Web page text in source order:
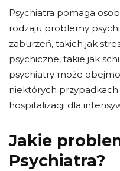
Psychiatra pomaga
rodzaju problemy
zaburzeń, takich jak
psychiczne, takie jak
psychiatry może
niektórych
hospitalizacji dla
Jakie
Psychiatra?